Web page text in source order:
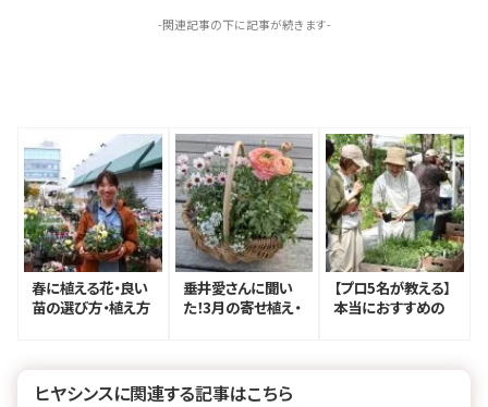
-関連記事の下に記事が続きます-
春に植える花・良い
苗の選び方・植え方
井愛さん
垂井愛さんに聞い
た！3月の寄せ植え・
【プロ5名が教える】
本当におすすめの
ヒヤシンスに関連する記事はこちら